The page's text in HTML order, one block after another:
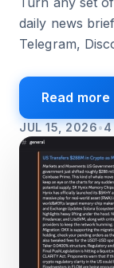
daily news
Telegram,
Read more
JUL 15, 2026•4